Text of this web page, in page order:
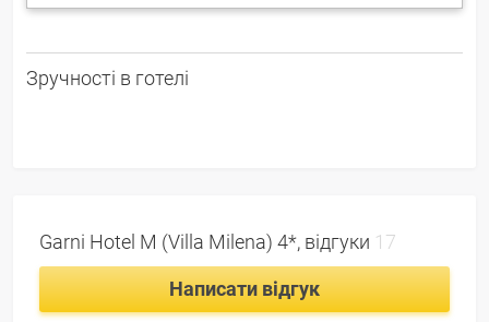
Зручності в готелі
Garni Hotel M (Villa Milena) 4*, відгуки 17
Написати відгук